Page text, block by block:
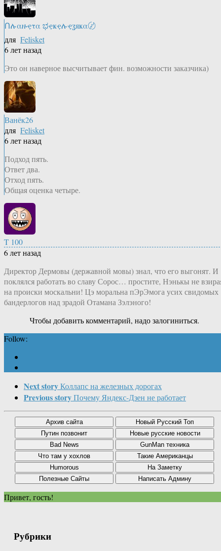
Ոሉαዙҿτα ಭҿҝҿሉҿʓяҝα〄
для Felisket
6 лет назад
Это он наверное высчитывает фин. возможности заказчика)
Ванёк26
для Felisket
6 лет назад
Подход пять.
Ответ два.
Отход пять.
Общая оценка четыре.
T 100
6 лет назад
Директор Дермовы (державной мовы) знал, что его выгонят. И
поклялся работать во славу Сорос… простите, Нэнькы не
на происки москальни! Цэ моральна пЭрЭмога усих свидомых
бандерлогов над зрадой Отамана Зэлэного!
Чтобы добавить комментарий, надо залогиниться.
Follow:
Next storyКоллапс на железных дорогах
Previous storyПочему Яндекс-Дзен не работает
Привет, гость!
Рубрики